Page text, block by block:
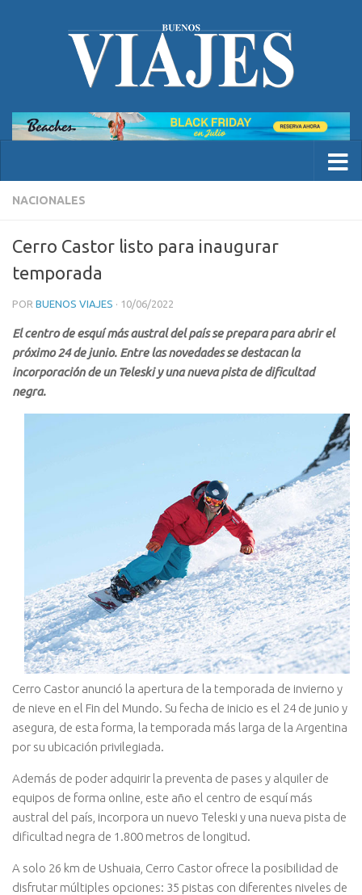
NACIONALES
Cerro Castor listo para inaugurar
temporada
POR BUENOS VIAJES · 10/06/2022
El centro de esquí más austral del país se prepara para abrir el
próximo 24 de junio. Entre las novedades se destacan la
incorporación de un Teleski y una nueva pista de dificultad
negra.
Cerro Castor anunció la apertura de la temporada de invierno y
de nieve en el Fin del Mundo. Su fecha de inicio es el 24 de junio y
asegura, de esta forma, la temporada más larga de la Argentina
por su ubicación privilegiada.
Además de poder adquirir la preventa de pases y alquiler de
equipos de forma online, este año el centro de esquí más
austral del país, incorpora un nuevo Teleski y una nueva pista de
dificultad negra de 1.800 metros de longitud.
A solo 26 km de Ushuaia, Cerro Castor ofrece la posibilidad de
disfrutar múltiples opciones: 35 pistas con diferentes niveles de